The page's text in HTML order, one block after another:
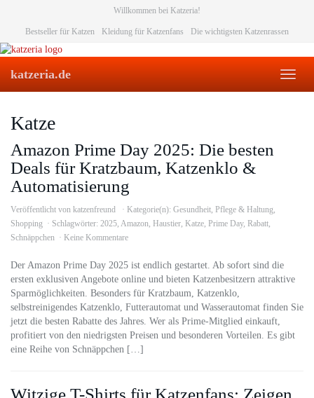
content
Willkommen bei Katzeria!
Bestseller für Katzen Kleidung für Katzenfans Die wichtigsten Katzenrassen
Toggle
katzeria.de
Katze
Amazon Prime Day 2025: Die besten
Deals für Kratzbaum, Katzenklo &
Automatisierung
Veröffentlicht von katzenfreund Kategorie(n): Gesundheit, Pflege & Haltung,
Shopping
Schlagwörter: 2025, Amazon, Haustier, Katze, Prime Day, Rabatt,
Schnäppchen
Keine Kommentare
Der Amazon Prime Day 2025 ist endlich gestartet. Ab sofort sind die
ersten exklusiven Angebote online und bieten Katzenbesitzern attraktive
Sparmöglichkeiten. Besonders für Kratzbaum, Katzenklo,
selbstreinigendes Katzenklo, Futterautomat und Wasserautomat finden Sie
jetzt die besten Rabatte des Jahres. Wer als Prime-Mitglied einkauft,
profitiert von den niedrigsten Preisen und besonderen Vorteilen. Es gibt
eine Reihe von Schnäppchen […]
Witzige T-Shirts für Katzenfans: Zeigen